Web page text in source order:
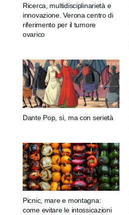
Ricerca, multidisciplinarietà e
innovazione. Verona centro di
riferimento per il tumore
ovarico
Dante Pop, sì, ma con serietà
Picnic, mare e montagna:
come evitare le intossicazioni